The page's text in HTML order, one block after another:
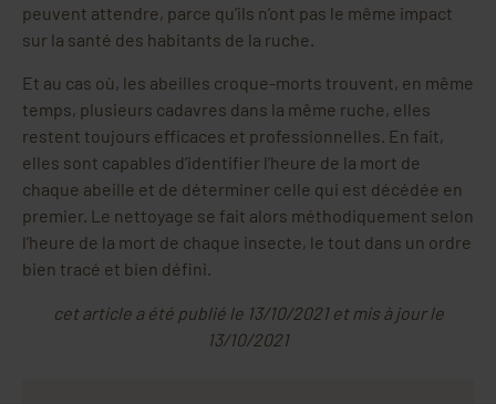
peuvent attendre, parce qu’ils n’ont pas le même impact
sur la santé des habitants de la ruche.
Et au cas où, les abeilles croque-morts trouvent, en même
temps, plusieurs cadavres dans la même ruche, elles
restent toujours efficaces et professionnelles. En fait,
elles sont capables d’identifier l’heure de la mort de
chaque abeille et de déterminer celle qui est décédée en
premier. Le nettoyage se fait alors méthodiquement selon
l’heure de la mort de chaque insecte, le tout dans un ordre
bien tracé et bien défini.
cet article a été publié le 13/10/2021 et mis à jour le
13/10/2021